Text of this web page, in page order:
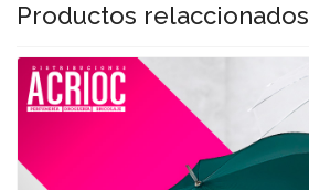
Productos relaccionados